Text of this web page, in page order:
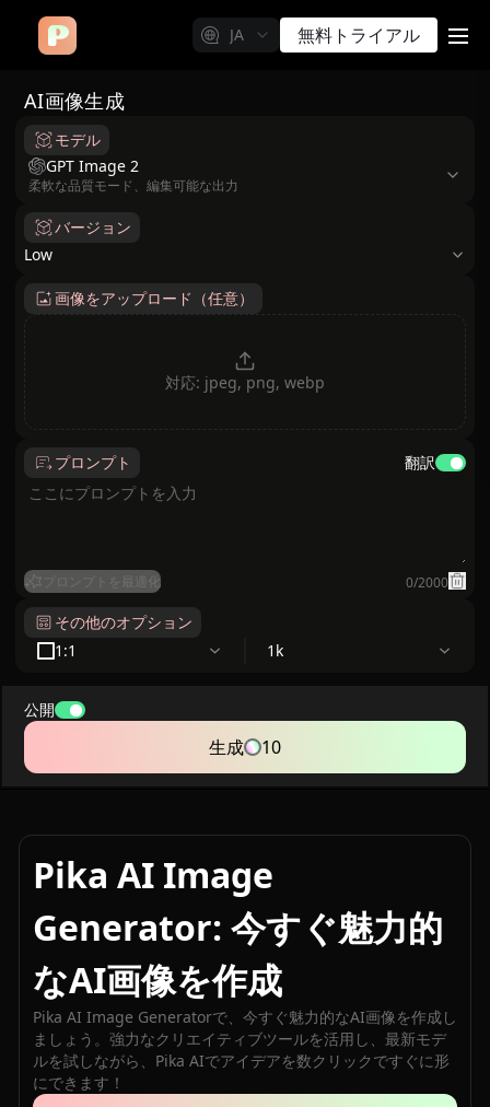
JA 無料トライアル
AI画像生成
モデル
model
GPT Image 2
柔軟な品質モード、編集可能な出力
バージョン
Low
画像をアップロード（任意）
対応: jpeg, png, webp
プロンプト 翻訳
プロンプトを最適化 0/2000
その他のオプション
1:1
1k
公開
生成 10
Pika AI Image
Generator: 今すぐ魅力的
なAI画像を作成
Pika AI Image Generatorで、今すぐ魅力的なAI画像を作成し
ましょう。強力なクリエイティブツールを活用し、最新モデ
ルを試しながら、Pika AIでアイデアを数クリックですぐに形
にできます！